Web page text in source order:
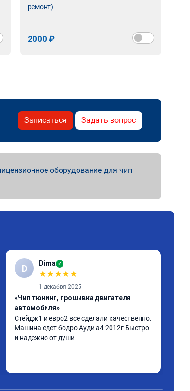
ремонт)
2000 ₽
Записаться Задать вопрос
оборудование для чип
D Dima ✓
★★★★★
1 декабря 2025
«Чип тюнинг, прошивка двигателя
автомобиля»
Стейдж1 и евро2 все сделали качественно.
Машина едет бодро Ауди а4 2012г Быстро
и надежно от души